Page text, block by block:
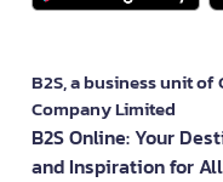
B2S, a business unit
Company Limited
B2S Online: Your
and Inspiration for